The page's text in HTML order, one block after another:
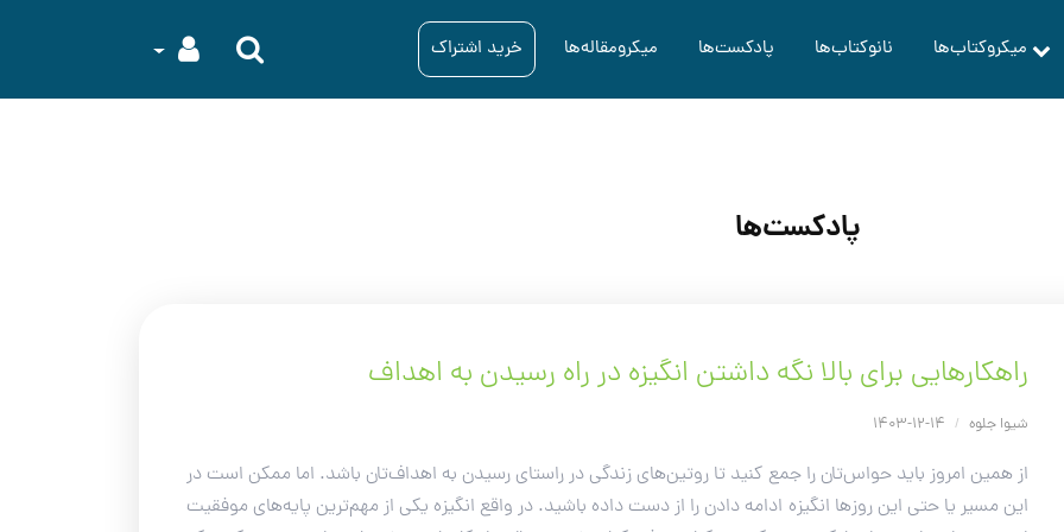
میکروکتاب‌ها نانوکتاب‌ها پادکست‌ها میکرومقاله‌ها خرید اشتراک
پادکست‌ها
راهکارهایی برای بالا نگه داشتن انگیزه در راه رسیدن به اهداف
شیوا جلوه /
از همین امروز باید حواس‌تان را جمع کنید تا روتین‌های زندگی‌ در راستای رسیدن به اهداف‌تان باشد. اما ممکن است در
این مسیر یا حتی این روزها انگیزه ادامه‌ دادن را از دست داده باشید. در واقع انگیزه یکی از مهم‌ترین پایه‌های موفقیت